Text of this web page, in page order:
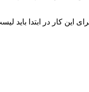
این کار در ابتدا باید